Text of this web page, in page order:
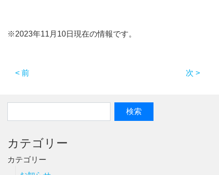
※2023年11月10日現在の情報です。
< 前 次 >
カテゴリー
カテゴリー